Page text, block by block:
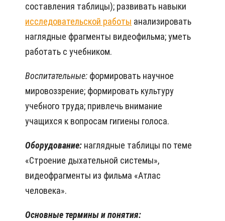
составления таблицы); развивать навыки
исследовательской работы анализировать
наглядные фрагменты видеофильма;уметь
работать с учебником.
Воспитательные: формировать научное
мировоззрение; формировать культуру
учебного труда; привлечь внимание
учащихся к вопросам гигиены голоса.
Оборудование: наглядные таблицы по теме
«Строение дыхательной системы»,
видеофрагменты из фильма «Атлас
человека».
Основные термины и понятия: